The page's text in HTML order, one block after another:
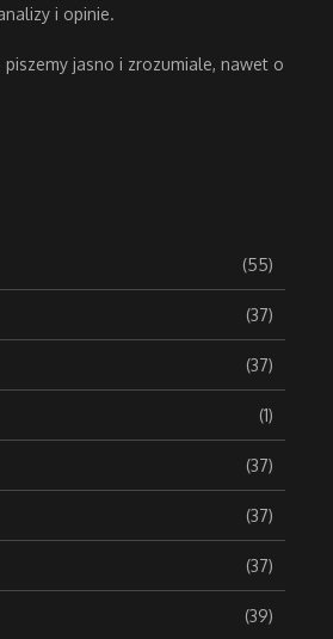
i opinie.
piszemy jasno i zrozumiale, nawet o
(55)
(37)
(37)
(1)
(37)
(37)
(37)
(39)